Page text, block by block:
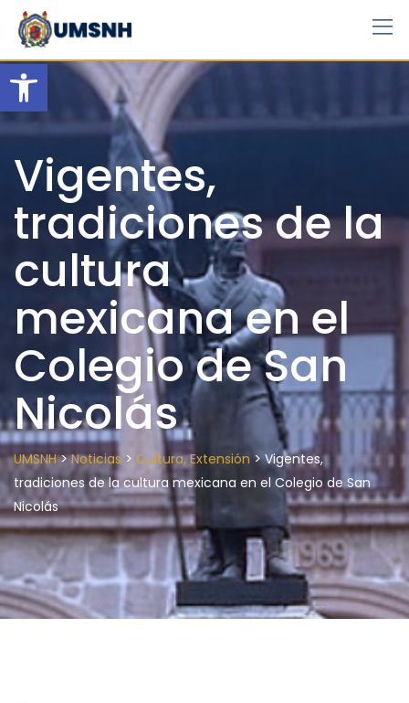
Open toolbar
Skip
content
Vigentes,
tradiciones de la
cultura
mexicana en el
Colegio de San
Nicolás
UMSNH>Noticias > Cultura, Extensión >Vigentes,
tradiciones de la cultura mexicana en el Colegio de San
Nicolás